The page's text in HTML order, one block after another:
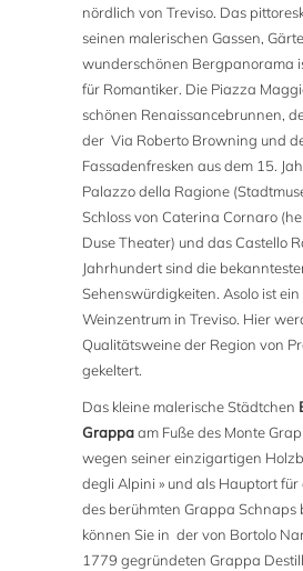
nördlich von Treviso. Das
seinen malerischen Gassen,
wunderschönen Bergpanorama
für Romantiker. Die Piazza
schönen Renaissancebrunnen,
der Via Roberto Browning und
Fassadenfresken aus dem 15.
Palazzo della Ragione
Schloss von Caterina Cornaro
Duse Theater) und das Castello
Jahrhundert sind die
Sehenswürdigkeiten. Asolo ist
Weinzentrum in Treviso. Hier
Qualitätsweine der Region von
gekeltert.
Das kleine malerische Städtchen
Grappaam Fuße des Monte
wegen seiner einzigartigen
degli Alpini » und als Hauptort für
des berühmten Grappa Schnaps
können Sie in der von Bortolo
1779 gegründeten Grappa